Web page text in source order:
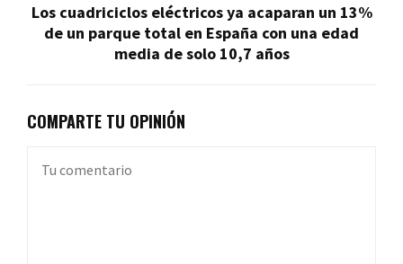
Los cuadriciclos eléctricos ya acaparan un 13%
de un parque total en España con una edad
media de solo 10,7 años
COMPARTE TU OPINIÓN